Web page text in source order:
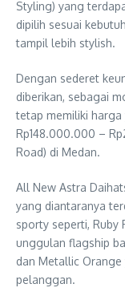
Styling) yang
dipilih sesuai
tampil lebih stylish.
Dengan sederet
diberikan, sebagai
tetap memiliki
Rp148.000.000 –
Road) di Medan.
All New Astra
yang diantaranya
sporty seperti, Ruby
unggulan flagship
dan Metallic
pelanggan.